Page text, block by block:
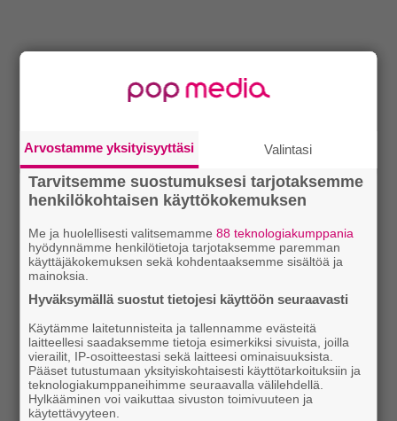
Arvostamme yksityisyyttäsi Valintasi
Tarvitsemme suostumuksesi tarjotaksemme
henkilökohtaisen käyttökokemuksen
Me ja huolellisesti valitsemamme88 teknologiakumppania
hyödynnämme henkilötietoja tarjotaksemme paremman
käyttäjäkokemuksen sekä kohdentaaksemme sisältöä ja
mainoksia.
Hyväksymällä suostut tietojesi käyttöön seuraavasti
Käytämme laitetunnisteita ja tallennamme evästeitä
laitteellesi saadaksemme tietoja esimerkiksi sivuista, joilla
vierailit, IP-osoitteestasi sekä laitteesi ominaisuuksista.
Pääset tutustumaan yksityiskohtaisesti käyttötarkoituksiin ja
teknologiakumppaneihimme seuraavalla välilehdellä.
Hylkääminen voi vaikuttaa sivuston toimivuuteen ja
käytettävyyteen.